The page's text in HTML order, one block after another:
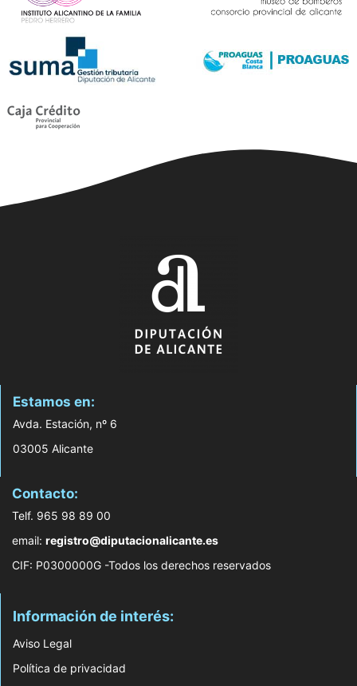
Estamos en:
Avda. Estación, nº 6
03005 Alicante
Contacto:
Telf. 965 98 89 00
email: registro@diputacionalicante.es
CIF: P0300000G -Todos los derechos reservados
Información de interés:
Aviso Legal
Política de privacidad